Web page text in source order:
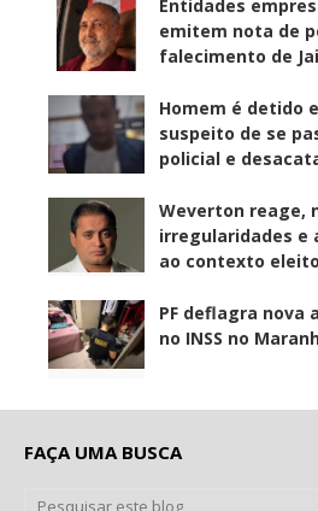
Entidades
emitem nota de
falecimento de
Homem é detido
suspeito de se
policial e
Weverton reage,
irregularidades e
ao contexto
PF deflagra nova
no INSS no
FAÇA UMA BUSCA